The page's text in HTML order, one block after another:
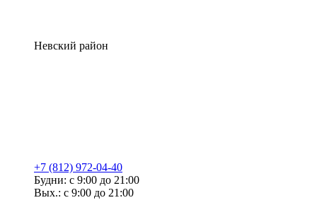
Невский район
+7 (812) 972-04-40
Будни: с 9:00 до 21:00
Вых.: с 9:00 до 21:00